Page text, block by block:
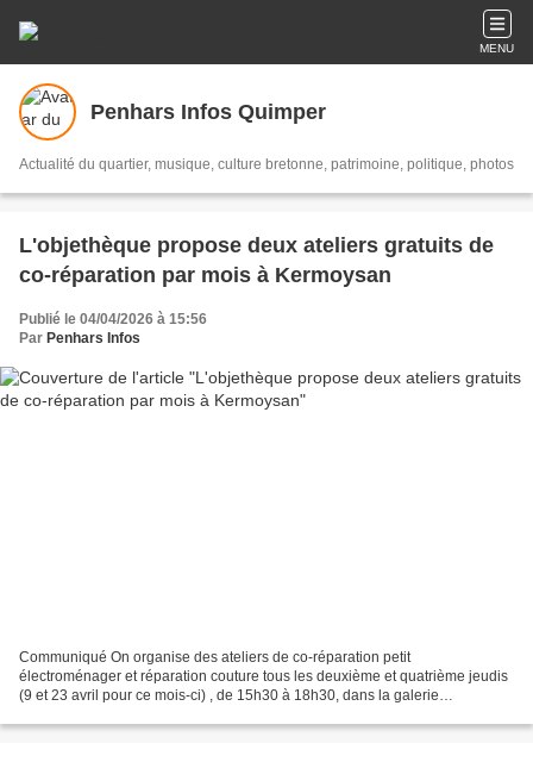
MENU
Penhars Infos Quimper
Actualité du quartier, musique, culture bretonne, patrimoine, politique, photos
L'objethèque propose deux ateliers gratuits de
co-réparation par mois à Kermoysan
Publié le 04/04/2026 à 15:56
Par Penhars Infos
Communiqué On organise des ateliers de co-réparation petit
électroménager et réparation couture tous les deuxième et quatrième jeudis
(9 et 23 avril pour ce mois-ci) , de 15h30 à 18h30, dans la galerie